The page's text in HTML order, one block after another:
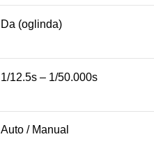
Da (oglinda)
1/12.5s – 1/50.000s
Auto / Manual